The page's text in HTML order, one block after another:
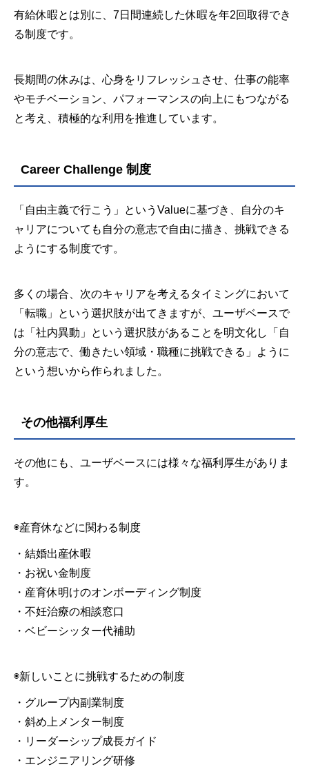
有給休暇とは別に、7日間連続した休暇を年2回取得でき
る制度です。
長期間の休みは、心身をリフレッシュさせ、仕事の能率
やモチベーション、パフォーマンスの向上にもつながる
と考え、積極的な利用を推進しています。
Career Challenge 制度
「自由主義で行こう」というValueに基づき、自分のキ
ャリアについても自分の意志で自由に描き、挑戦できる
ようにする制度です。
多くの場合、次のキャリアを考えるタイミングにおいて
「転職」という選択肢が出てきますが、ユーザベースで
は「社内異動」という選択肢があることを明文化し「自
分の意志で、働きたい領域・職種に挑戦できる」ように
という想いから作られました。
その他福利厚生
その他にも、ユーザベースには様々な福利厚生がありま
す。
◉産育休などに関わる制度
・結婚出産休暇
・お祝い金制度
・産育休明けのオンボーディング制度
・不妊治療の相談窓口
・ベビーシッター代補助
◉新しいことに挑戦するための制度
・グループ内副業制度
・斜め上メンター制度
・リーダーシップ成長ガイド
・エンジニアリング研修